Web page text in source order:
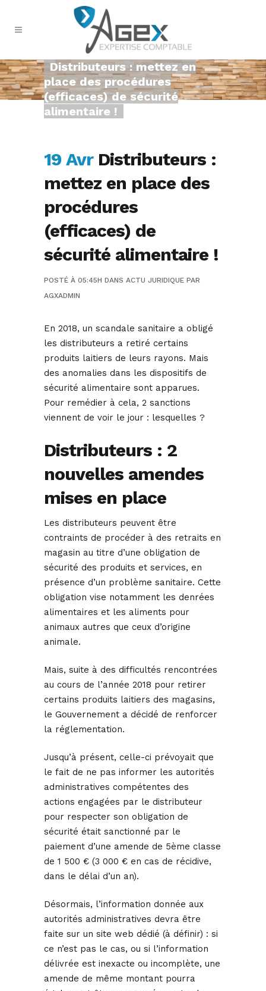
Distributeurs : mettez en
place des procédures
(efficaces) de sécurité
alimentaire !
19 AvrDistributeurs :
mettez en place des
procédures
(efficaces) de
sécurité alimentaire !
POSTÉ À 05:45H DANS ACTU JURIDIQUE PAR
AGXADMIN
En 2018, un scandale sanitaire a obligé
les distributeurs a retiré certains
produits laitiers de leurs rayons. Mais
des anomalies dans les dispositifs de
sécurité alimentaire sont apparues.
Pour remédier à cela, 2 sanctions
viennent de voir le jour : lesquelles ?
Distributeurs : 2
nouvelles amendes
mises en place
Les distributeurs peuvent être
contraints de procéder à des retraits en
magasin au titre d’une obligation de
sécurité des produits et services, en
présence d’un problème sanitaire. Cette
obligation vise notamment les denrées
alimentaires et les aliments pour
animaux autres que ceux d’origine
animale.
Mais, suite à des difficultés rencontrées
au cours de l’année 2018 pour retirer
certains produits laitiers des magasins,
le Gouvernement a décidé de renforcer
la réglementation.
Jusqu’à présent, celle-ci prévoyait que
le fait de ne pas informer les autorités
administratives compétentes des
actions engagées par le distributeur
pour respecter son obligation de
sécurité était sanctionné par le
paiement d’une amende de 5ème classe
de 1 500 € (3 000 € en cas de récidive,
dans le délai d’un an).
Désormais, l’information donnée aux
autorités administratives devra être
faite sur un site web dédié (à définir) : si
ce n’est pas le cas, ou si l’information
délivrée est inexacte ou incomplète, une
amende de même montant pourra